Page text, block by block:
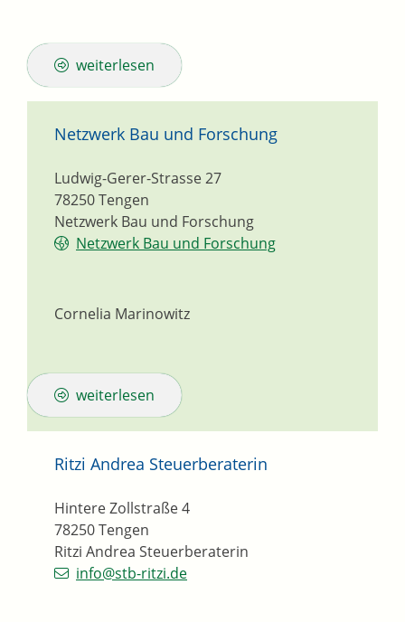
weiterlesen
Netzwerk Bau und Forschung
Netzwerk Bau und Forschung
Ludwig-Gerer-Strasse 27
78250Tengen
Netzwerk Bau und Forschung
Cornelia Marinowitz
weiterlesen
Ritzi Andrea Steuerberaterin
Ritzi Andrea Steuerberaterin
Hintere Zollstraße 4
78250Tengen
info@stb-ritzi.de